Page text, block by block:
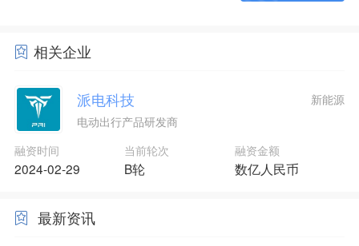
相关企业
派电科技
电动出行产品研发商
新能源
融资时间
2024-02-29
当前轮次
B轮
融资金额
数亿人民币
最新资讯